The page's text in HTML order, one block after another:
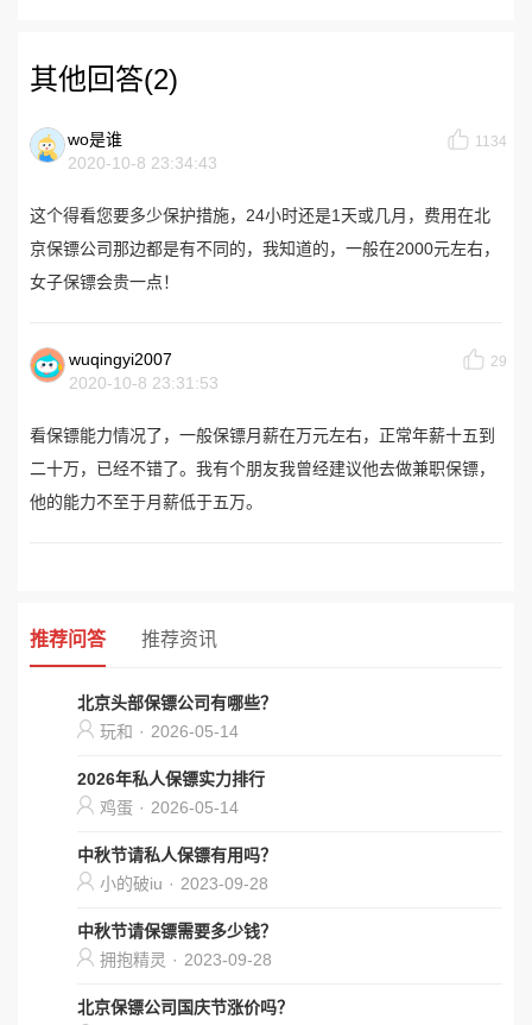
其他回答(2)
wo是谁
2020-10-8 23:34:43
1134
这个得看您要多少保护措施，24小时还是1天或几月，费用在北
京保镖公司那边都是有不同的，我知道的，一般在2000元左右，
女子保镖会贵一点！
wuqingyi2007
2020-10-8 23:31:53
29
看保镖能力情况了，一般保镖月薪在万元左右，正常年薪十五到
二十万，已经不错了。我有个朋友我曾经建议他去做兼职保镖，
他的能力不至于月薪低于五万。
推荐问答 推荐资讯
北京头部保镖公司有哪些？
玩和 · 2026-05-14
2026年私人保镖实力排行
鸡蛋 · 2026-05-14
中秋节请私人保镖有用吗？
小的破iu · 2023-09-28
中秋节请保镖需要多少钱？
拥抱精灵 · 2023-09-28
北京保镖公司国庆节涨价吗？